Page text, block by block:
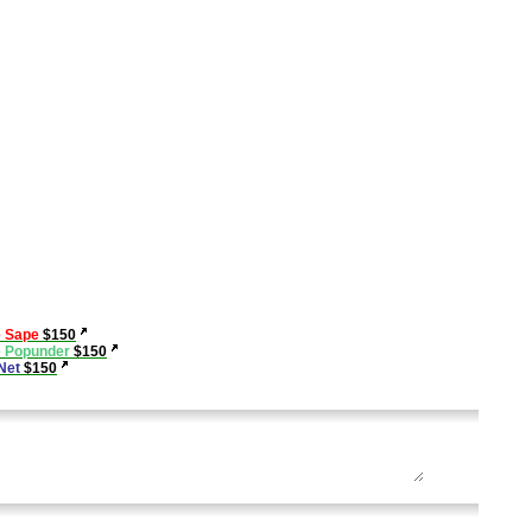
Sape $150
Popunder $150
$150